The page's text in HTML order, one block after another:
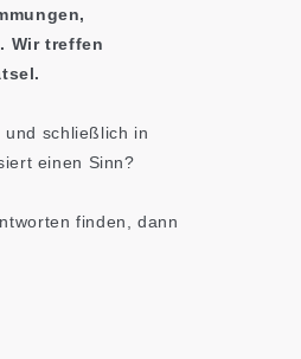
Wir treffen
schließlich in
einen Sinn?
finden, dann